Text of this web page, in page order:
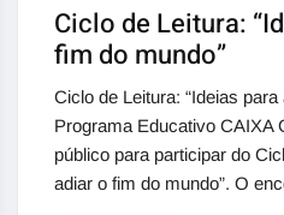
Ciclo de Leitura:
fim do mundo”
Ciclo de Leitura: “Ideias
Programa Educativo CAIXA
público para participar do
adiar o fim do mundo”. O